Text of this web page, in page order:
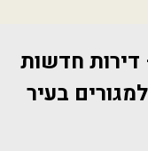
דירות חדשות
בעיר